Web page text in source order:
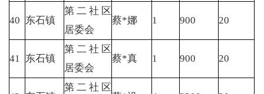
40 东石镇
第二社区
居委会
蔡*娜 1 900 20
41 东石镇
第二社区
居委会
蔡*真 1 900 20
第二社区